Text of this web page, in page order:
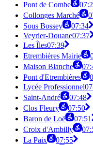
Pont de Combe
Collonges Marché
Sous Bossey
07:34
Veyrier-Douane07:37
Les Îles07:39
Etrembières Mairie
Maison Blanche
Pont d'Etrembières
Lycée Professionnel
Saint-André
07:48
Clos Fleury
07:50
Baron de Loë
07:51
Croix d'Ambilly
La Paix
07:55